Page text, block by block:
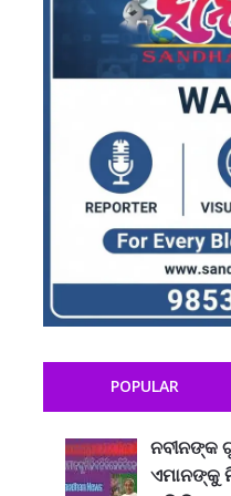
POPULAR
ନବୀନଙ୍କ
ଏମାନଙ୍କୁ